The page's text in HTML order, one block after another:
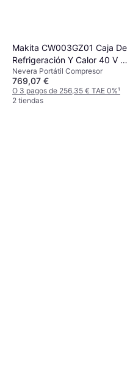
Makita CW003GZ01 Caja De
Refrigeración Y Calor 40 V 7
L
Nevera Portátil Compresor
769,07 €
O 3 pagos de 256,35 € TAE 0%¹
2 tiendas